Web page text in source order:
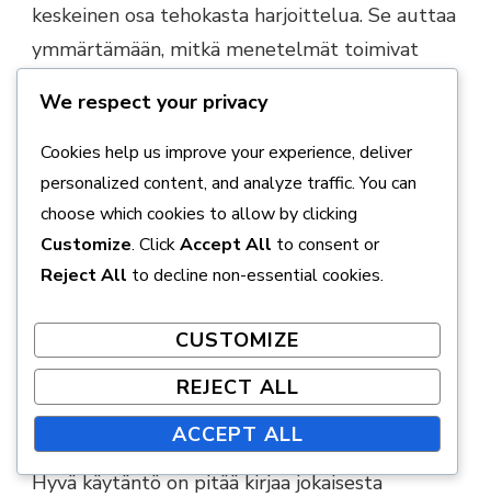
keskeinen osa tehokasta harjoittelua. Se auttaa
ymmärtämään, mitkä menetelmät toimivat
suunniteltu seuranta voi sisältää useita eri
välineitä ja tekniikoita.
Painojen kirjaaminen
Painojen kirjaaminen on yksi tärkeimmistä
tavoista seurata edistymistä. Kirjaamalla ylös
nostetut painot ja toistot voit nähdä, miten
voimasi kehittyy ajan myötä. Tämä auttaa myös
asettamaan realistisia tavoitteita seuraaville
treenikierroille.
Hyvä käytäntö on pitää kirjaa jokaisesta
We respect your privacy
Cookies help us improve your experience, deliver
personalized content, and analyze traffic. You can
choose which cookies to allow by clicking
Customize. ClickAccept All to consent or
Reject All to decline non-essential cookies.
CUSTOMIZE
REJECT ALL
ACCEPT ALL